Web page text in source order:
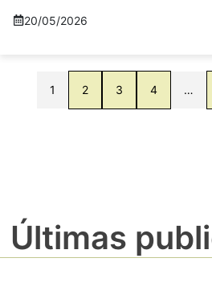
20/05/2026
1 2 3 4 …
Últimas